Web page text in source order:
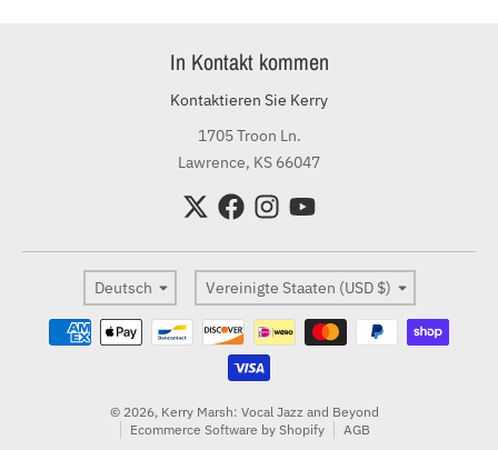
In Kontakt kommen
Kontaktieren Sie Kerry
1705 Troon Ln.
Lawrence, KS 66047
Sprache
Deutsch Land/Region
Vereinigte Staaten (USD $)
Zahlungsmethoden
© 2026, Kerry Marsh: Vocal Jazz and Beyond
Ecommerce Software by Shopify
AGB